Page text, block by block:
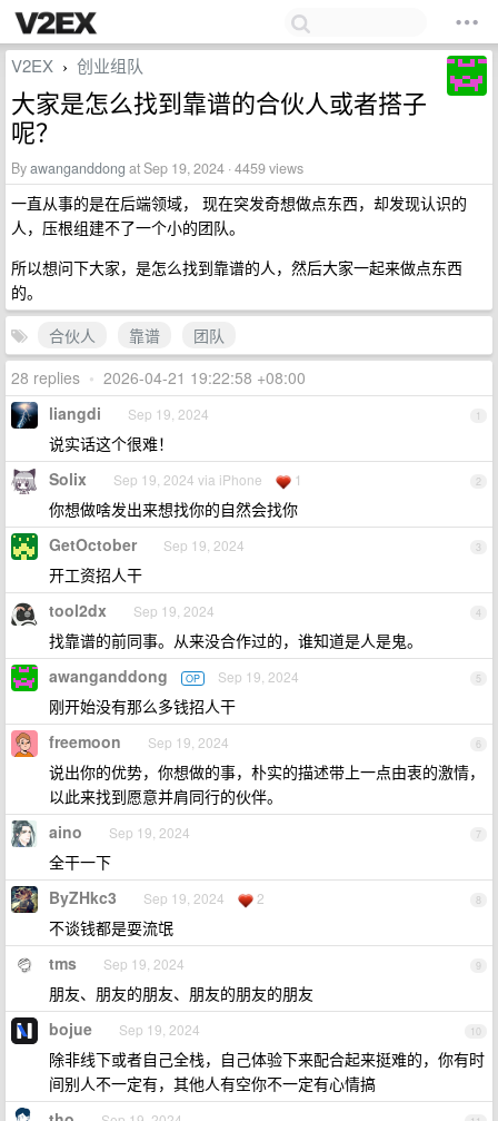
V2EX › 创业组队
大家是怎么找到靠谱的合伙人或者搭子
呢？
Byawanganddong at Sep 19, 2024 · 4459 views
一直从事的是在后端领域， 现在突发奇想做点东西，却发现认识的
人，压根组建不了一个小的团队。
所以想问下大家，是怎么找到靠谱的人，然后大家一起来做点东西
的。
合伙人
靠谱
团队
28 replies • 2026-04-21 19:22:58 +08:00
1
liangdi Sep 19, 2024
说实话这个很难！
2
Solix Sep 19, 2024 via iPhone 1
你想做啥发出来想找你的自然会找你
3
GetOctober Sep 19, 2024
开工资招人干
4
tool2dx Sep 19, 2024
找靠谱的前同事。从来没合作过的，谁知道是人是鬼。
5
awanganddong OP Sep 19, 2024
刚开始没有那么多钱招人干
6
freemoon Sep 19, 2024
说出你的优势，你想做的事，朴实的描述带上一点由衷的激情，
以此来找到愿意并肩同行的伙伴。
7
aino Sep 19, 2024
全干一下
8
ByZHkc3 Sep 19, 2024 2
不谈钱都是耍流氓
9
tms Sep 19, 2024
朋友、朋友的朋友、朋友的朋友的朋友
10
bojue Sep 19, 2024
除非线下或者自己全栈，自己体验下来配合起来挺难的，你有时
间别人不一定有，其他人有空你不一定有心情搞